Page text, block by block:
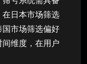
日本市场筛选
市场筛选偏好
维度，在用户